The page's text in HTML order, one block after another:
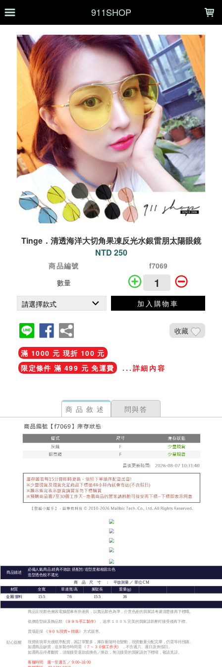
911SHOP
Tinge．清透海洋大切角果凍反光水銀雷朋太陽眼鏡
NTD 250
商品編號
f7069
數量
加入購物車
收藏
滿 1000 元 現折 100 元
限定條件 滿 499 元 免運費
...詳細內容
商品敘述 問與答